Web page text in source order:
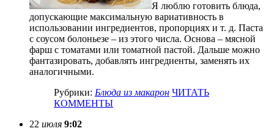
Я люблю готовить блюда,
допускающие максимальную вариативность в
использовании ингредиентов, пропорциях и т. д. Паста
с соусом болоньезе – из этого числа. Основа – мясной
фарш с томатами или томатной пастой. Дальше можно
фантазировать, добавлять ингредиенты, заменять их
аналогичными.
Рубрики: Блюда из макарон ЧИТАТЬ
КОММЕНТЫ
22 июля 9:02